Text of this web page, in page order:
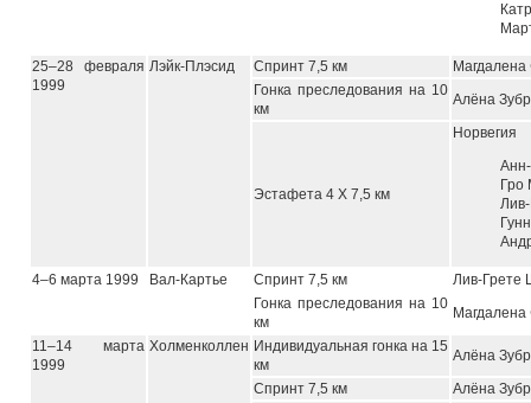
25–28 февраля
1999
Лэйк-Плэсид Спринт 7,5 км
Магдалена
Гонка преследования на 10
км
Алёна
Эстафета 4 Х 7,5 км
Норвегия
Гро
4–6 марта 1999 Вал-Картье Спринт 7,5 км
Лив-Грете
Гонка преследования на 10
км
Магдалена
11–14 марта
1999
Холменколлен Индивидуальная гонка на 15
км
Алёна
Спринт 7,5 км
Алёна